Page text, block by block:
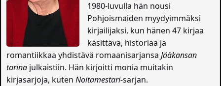
1980-luvulla hän nousi
Pohjoismaiden myydyimmäksi
kirjailijaksi, kun hänen 47 kirjaa
käsittävä, historiaa ja
romantiikkaa yhdistävä romaanisarjansaJääkansan
tarina julkaistiin. Hän kirjoitti monia muitakin
kirjasarjoja, kutenNoitamestari-sarjan.